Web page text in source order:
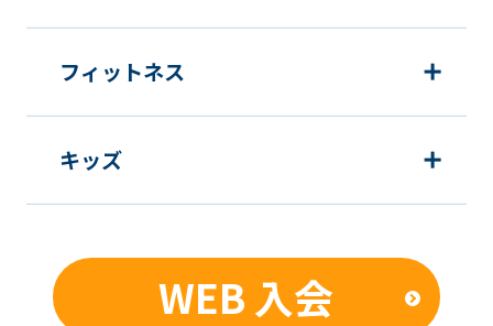
フィットネス
キッズ
WEB 入会